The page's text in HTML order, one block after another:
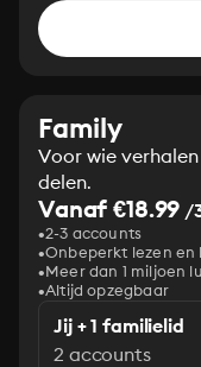
Family
Voor wie
delen.
Vanaf €18.99 /
2-3 accounts
Onbeperkt lezen en
Meer dan 1 miljoen
Altijd opzegbaar
Jij + 1 familielid
2 accounts